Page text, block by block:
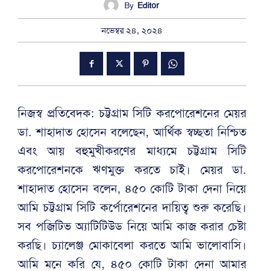
By Editor
নভেম্বর ২৪, ২০২৪
নিজস্ব প্রতিবেদক: চট্টগ্রাম সিটি করপোরেশনের মেয়র
ডা. শাহাদাত হোসেন বলেছেন, আর্থিক স্বচ্ছতা নিশ্চিত
এবং আয় বহুমুখীকরণের মাধ্যমে চট্টগ্রাম সিটি
করপোরেশনকে ঋণমুক্ত করতে চাই। মেয়র ডা.
শাহাদাত হোসেন বলেন, ৪৫০ কোটি টাকা দেনা নিয়ে
আমি চট্টগ্রাম সিটি কর্পোরেশনের দায়িত্ব শুরু করেছি।
সব পজিটিভ অ্যাটিটিউড নিয়ে আমি কাজ করার চেষ্টা
করছি। চ্যালেঞ্জ মোকাবেলা করতে আমি ভালোবাসি।
আমি মনে করি যে, ৪৫০ কোটি টাকা দেনা আমার